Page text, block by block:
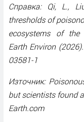
Справка: Qi, L.,
thresholds of
ecosystems of the
Earth Environ
03581-1
Източник:
but scientists found
Earth.com